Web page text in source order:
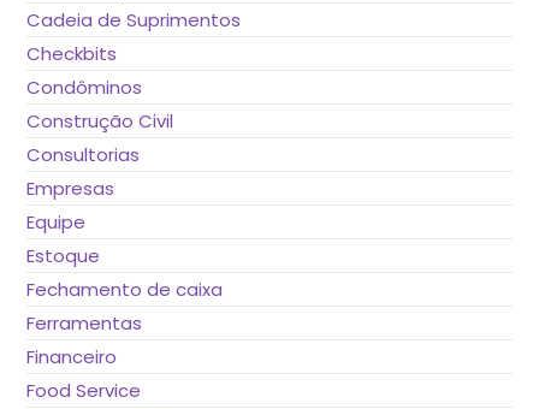
Cadeia de Suprimentos
Checkbits
Condôminos
Construção Civil
Consultorias
Empresas
Equipe
Estoque
Fechamento de caixa
Ferramentas
Financeiro
Food Service